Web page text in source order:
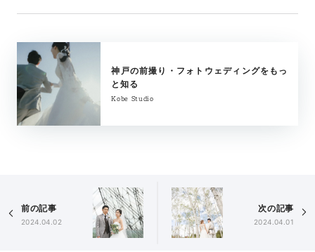
神戸の前撮り・フォトウェディングをもっ
と知る
Kobe Studio
前の記事
2024.04.02
次の記事
2024.04.01